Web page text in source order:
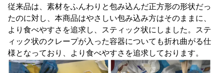
従来品は、素材をふんわりと包み込んだ正方形の形状だっ
たのに対し、本商品はやさしい包み込み方はそのままに、
より食べやすさを追求し、スティック状にしました。ステ
ィック状のクレープが入った容器についても折れ曲がる仕
様となっており、より食べやすさを追求しております。